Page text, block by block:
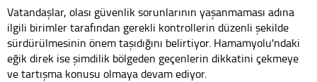
Vatandaşlar, olası güvenlik sorunlarının yaşanmaması adına
ilgili birimler tarafından gerekli kontrollerin düzenli şekilde
sürdürülmesinin önem taşıdığını belirtiyor. Hamamyolu'ndaki
eğik direk ise şimdilik bölgeden geçenlerin dikkatini çekmeye
ve tartışma konusu olmaya devam ediyor.